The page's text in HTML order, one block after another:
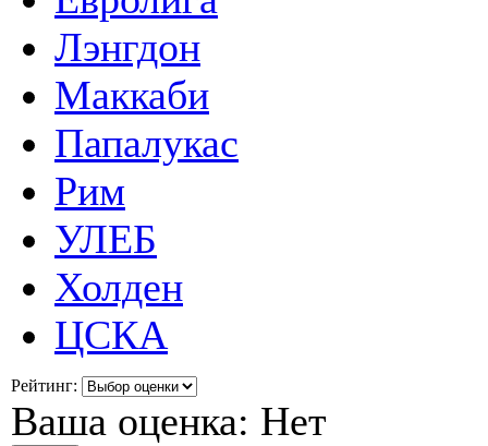
Лэнгдон
Маккаби
Папалукас
Рим
УЛЕБ
Холден
ЦСКА
Рейтинг:
Ваша оценка: Нет